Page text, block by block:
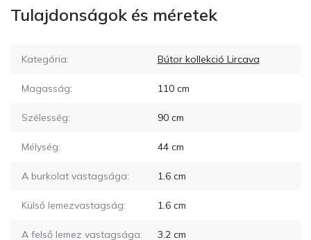
Tulajdonságok és méretek
Kategória: Bútor kollekció Lircava
Magasság: 110cm
Szélesség: 90cm
Mélység: 44cm
A burkolat vastagsága: 1.6cm
Külső lemezvastagság: 1.6cm
A felső lemez vastagsága: 3.2cm